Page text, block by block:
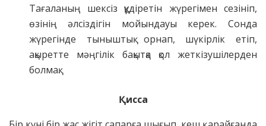
Тағаланың шексіз құдіретін жүрегімен сезініп,
өзінің әлсіздігін мойындауы керек. Сонда
жүрегінде тыныштық орнап, шүкірлік етіп,
ақыретте мәңгілік бақытқа қол жеткізушілерден
болмақ.
Қисса